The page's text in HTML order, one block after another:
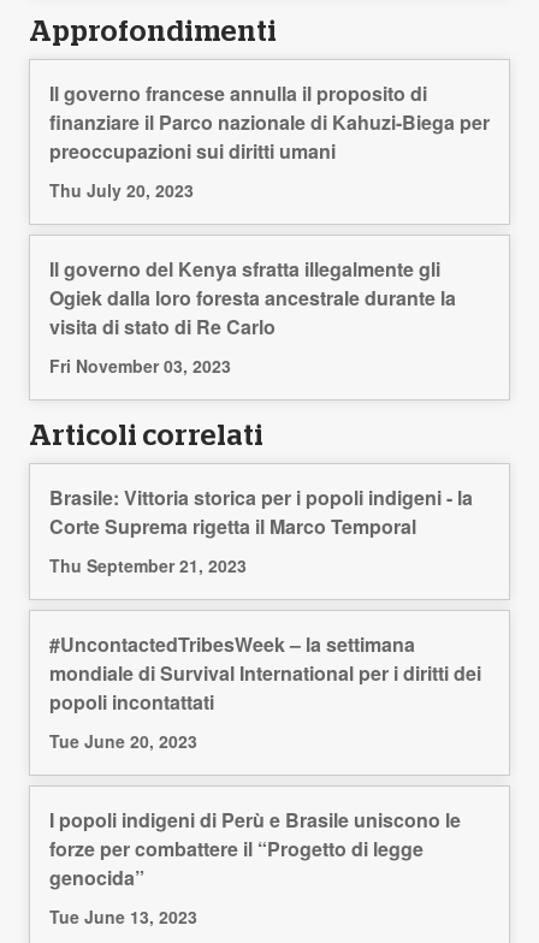
Approfondimenti
Il governo francese annulla il proposito di
finanziare il Parco nazionale di Kahuzi-Biega per
preoccupazioni sui diritti umani
Thu July 20, 2023
Il governo del Kenya sfratta illegalmente gli
Ogiek dalla loro foresta ancestrale durante la
visita di stato di Re Carlo
Fri November 03, 2023
Articoli correlati
Brasile: Vittoria storica per i popoli indigeni - la
Corte Suprema rigetta il Marco Temporal
Thu September 21, 2023
#UncontactedTribesWeek – la settimana
mondiale di Survival International per i diritti dei
popoli incontattati
Tue June 20, 2023
I popoli indigeni di Perù e Brasile uniscono le
forze per combattere il “Progetto di legge
genocida”
Tue June 13, 2023